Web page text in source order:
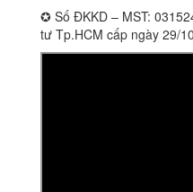
✪ Số ĐKKD – MST:
tư Tp.HCM cấp ngày 29/